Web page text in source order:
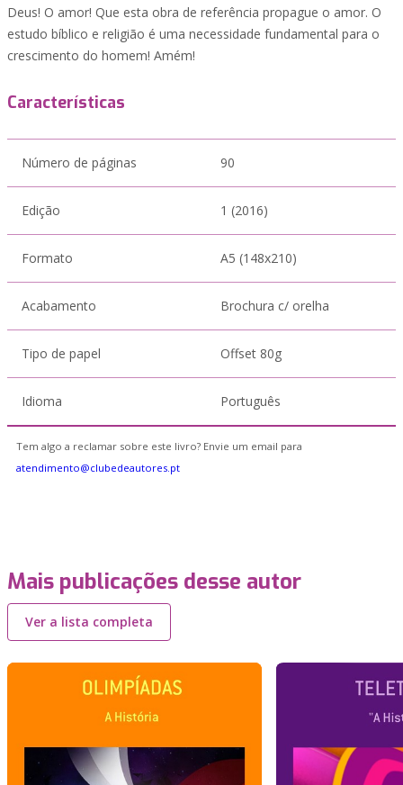
Deus! O amor! Que esta obra de referência propague o amor. O
estudo bíblico e religião é uma necessidade fundamental para o
crescimento do homem! Amém!
Características
Número de páginas 90
Edição 1 (2016)
Formato A5 (148x210)
Acabamento Brochura c/ orelha
Tipo de papel Offset 80g
Idioma Português
Tem algo a reclamar sobre este livro? Envie um email para
atendimento@clubedeautores.pt
Mais publicações desse autor
Ver a lista completa